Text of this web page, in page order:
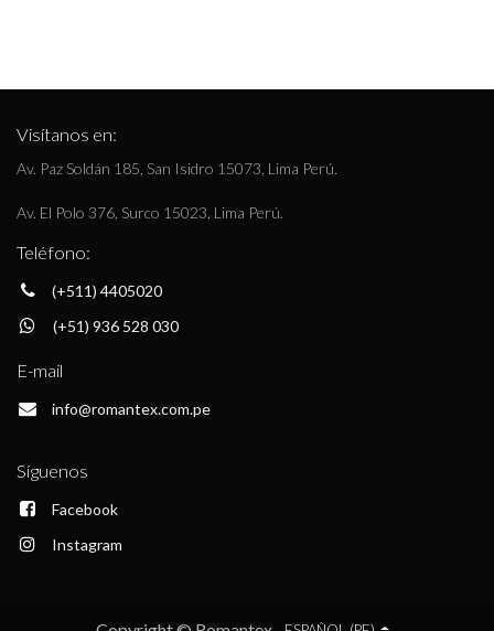
Visítanos en:
Av. Paz Soldán 185, San Isidro 15073, Lima Perú.
Av. El Polo 376, Surco 15023, Lima Perú.
Teléfono:
(+511) 4405020
(+51) 936 528 030
E-mail
info@romantex.com.pe
Síguenos
Facebook
Instagram